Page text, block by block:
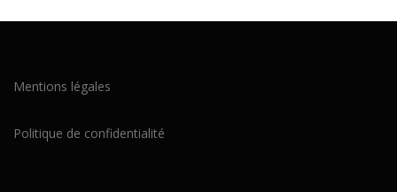
Mentions légales
Politique de confidentialité